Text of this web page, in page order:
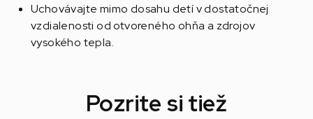
Uchovávajte mimo dosahu detí v dostatočnej
vzdialenosti od otvoreného ohňa a zdrojov
vysokého tepla.
Pozrite si tiež